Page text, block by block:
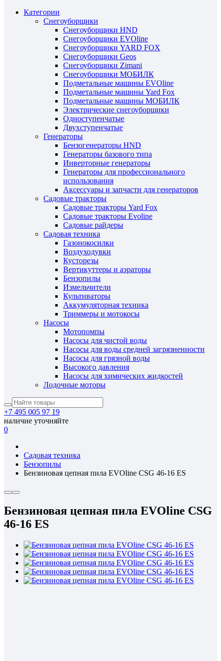
Категории
Снегоуборщики
Снегоуборщики HND
Снегоуборщики EVOline
Снегоуборщики YARD FOX
Снегоуборщики Geos
Снегоуборщики Zimani
Снегоуборщики МОБИЛК
Подметальные машины EVOline
Подметальные машины Yard Fox
Подметальные машины МОБИЛК
Электрические снегоуборщики
Одноступенчатые
Двухступенчатые
Генераторы
Бензогенераторы HND
Генераторы базового типа
Инверторные генераторы
Генераторы для профессионального
использования
Аксессуары и запчасти для генераторов
Садовые тракторы
Садовые тракторы Yard Fox
Садовые тракторы Evoline
Садовые райдеры
Садовая техника
Газонокосилки
Воздуходувки
Кусторезы
Вертикуттеры и аэраторы
Бензопилы
Измельчители
Культиваторы
Аккумуляторная техника
Триммеры и мотокосы
Насосы
Мотопомпы
Насосы для чистой воды
Насосы для воды средней загрязненности
Насосы для грязной воды
Высокого давления
Насосы для химических жидкостей
Лодочные моторы
+7 495 005 97 19
наличие уточняйте
0
Садовая техника
Бензопилы
Бензиновая цепная пила EVOline CSG 46-16 ES
Бензиновая цепная пила EVOline CSG
46-16 ES